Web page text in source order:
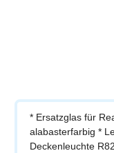
* Ersatzglas für
alabasterfarbig *
Deckenleuchte